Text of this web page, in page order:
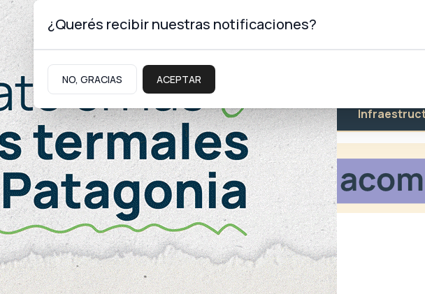
Turismo Educación Salud
¿Querés recibir nuestras notificaciones?
NO, GRACIAS ACEPTAR